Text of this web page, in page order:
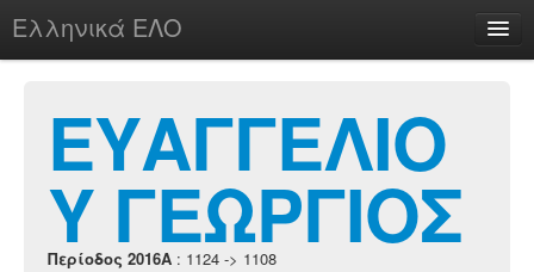
Ελληνικά ΕΛΟ
chesstu.be @ discord
ΕΥΑΓΓΕΛΙΟ
Υ ΓΕΩΡΓΙΟΣ
Περίοδος 2016A : 1124 -> 1108